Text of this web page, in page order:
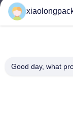
Good day, what